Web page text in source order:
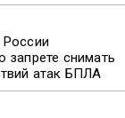
запрете снимать
атак БПЛА